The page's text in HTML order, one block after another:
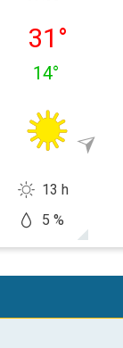
неділя, 09.08
31 °
14°
13 h
5 %